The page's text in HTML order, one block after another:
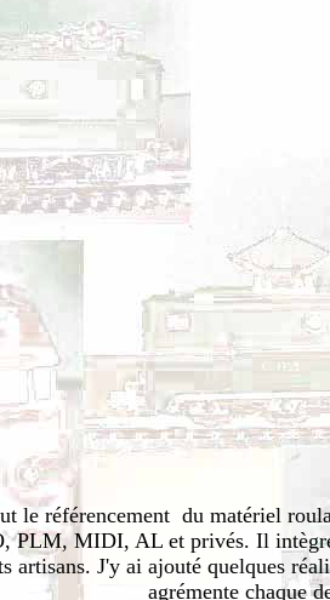
le référencement du matériel
PLM, MIDI, AL et privés. Il
artisans. J'y ai ajouté quelques
agrémente chaque